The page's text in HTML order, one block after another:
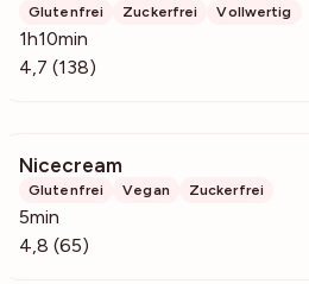
Glutenfrei Zuckerfrei Vollwertig
1h10min
4,7 (138)
Nicecream
Glutenfrei Vegan Zuckerfrei
5min
4,8 (65)